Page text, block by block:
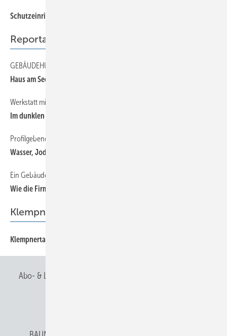
Schutzeinrichtungen retten Leben
Reportage
GEBÄUDEHÜLLE MIT EINER UNTERKONSTRUKTION AUS METALL
Haus am See
Werkstatt mit PANEELFASSADE
Im dunklen Gewand
Profilgebend
Wasser, Jod und Edelstahl
Ein Gebäude aus 15 kleinen Häusern
Wie die Fi rma zum Zuhause wird
Klempnertainment
Klempnertainment
Abo- & Leserservice